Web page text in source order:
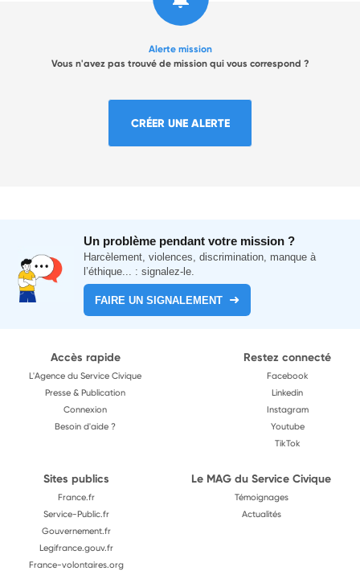
Alerte mission
Vous n'avez pas trouvé de mission qui vous correspond ?
CRÉER UNE ALERTE
Un problème pendant votre mission ?
Harcèlement, violences, discrimination, manque à
l’éthique... : signalez-le.
FAIRE UN SIGNALEMENT
Accès rapide
L'Agence du Service Civique
Presse & Publication
Connexion
Besoin d'aide ?
Restez connecté
Facebook
Linkedin
Instagram
Youtube
TikTok
Sites publics
France.fr
Service-Public.fr
Gouvernement.fr
Legifrance.gouv.fr
France-volontaires.org
Le MAG du Service Civique
Témoignages
Actualités